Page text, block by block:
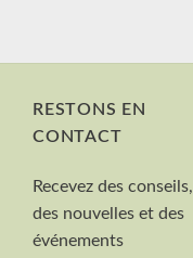
RESTONS EN
CONTACT
Recevez des conseils,
des nouvelles et des
événements